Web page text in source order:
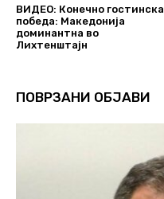
ВИДЕО: Конечно гостинска
победа: Македонија
доминантна во
Лихтенштајн
ПОВРЗАНИ ОБЈАВИ